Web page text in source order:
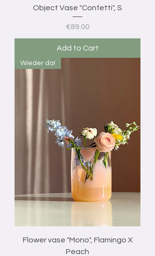
Object Vase "Confetti", S
Price
€89.00
Add to Cart
Wieder da!
Flower vase "Mono", Flamingo X
Peach